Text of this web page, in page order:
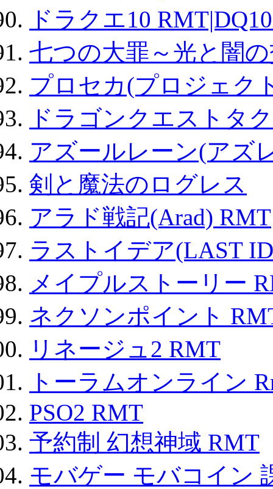
ドラクエ10
七つの大罪～光と闇
プロセカ(プロジェク
ドラゴンクエストタ
アズールレーン(アズ
剣と魔法のログレス
アラド戦記(Arad) RMT
ラストイデア(LAST
メイプルストーリー
ネクソンポイント
リネージュ2 RMT
トーラムオンライン
PSO2 RMT
予約制 幻想神域 RMT
モバゲー モバコイン